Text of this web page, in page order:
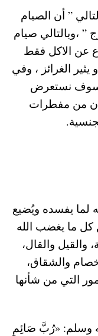
” أن الصيام
” ،وبالتالي صيام
عن الاكل فقط
الغرائز ، وفي
نستعرض
من مفطرات
لما يفسده ويُضيع
كل ما يغضب الله
والقيل والقال،
والشقاق،
التي من شأنها
وسلم: «رُبَّ صَائِمٍ